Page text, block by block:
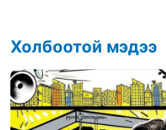
Холбоотой мэдээ